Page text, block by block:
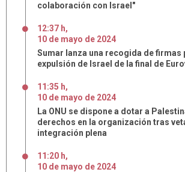
colaboración con Israel"
12:37 h,
10 de mayo de 2024
Sumar lanza una recogida de firmas
expulsión de Israel de la final de
11:35 h,
10 de mayo de 2024
La ONU se dispone a dotar a
derechos en la organización tras
integración plena
11:20 h,
10 de mayo de 2024